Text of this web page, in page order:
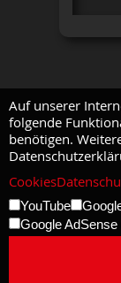
Auf unserer
folgende
benötigen.
Cookies
YouTube
Google AdSense